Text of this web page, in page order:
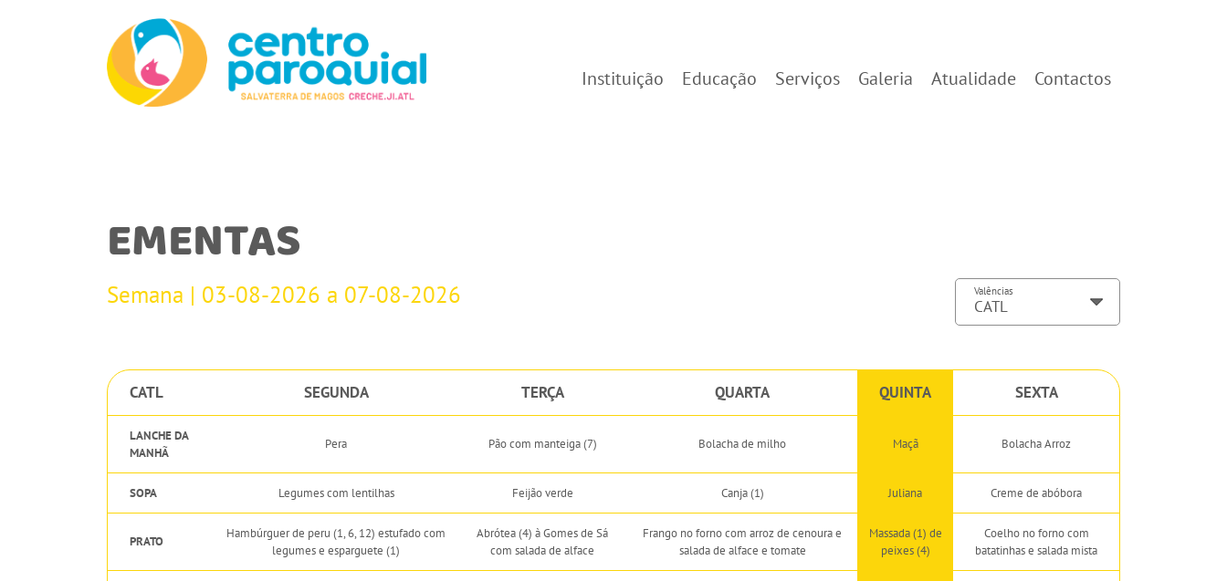
Instituição Educação Serviços Galeria Atualidade Contactos
EMENTAS
Semana | 03-08-2026 a 07-08-2026 Valências
CATL SEGUNDA TERÇA QUARTA QUINTA SEXTA
LANCHE DA
MANHÃ
Pera Pão com manteiga (7) Bolacha de milho Maçã Bolacha Arroz
SOPA Legumes com lentilhas Feijão verde Canja (1) Juliana Creme de abóbora
PRATO
Hambúrguer de peru (1, 6, 12) estufado com
legumes e esparguete (1)
Abrótea (4) à Gomes de Sá
com salada de alface
Frango no forno com arroz de cenoura e
salada de alface e tomate
Massada (1) de
peixes (4)
Coelho no forno com
batatinhas e salada mista